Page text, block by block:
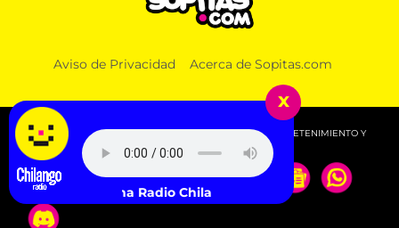
Aviso de Privacidad Acerca de Sopitas.com
© 2026 SOPITAS.COM - MÚSICA, NOTICIAS, DEPORTES, ENTRETENIMIENTO Y
MÁS!.
x
Escucha Radio Chilango -